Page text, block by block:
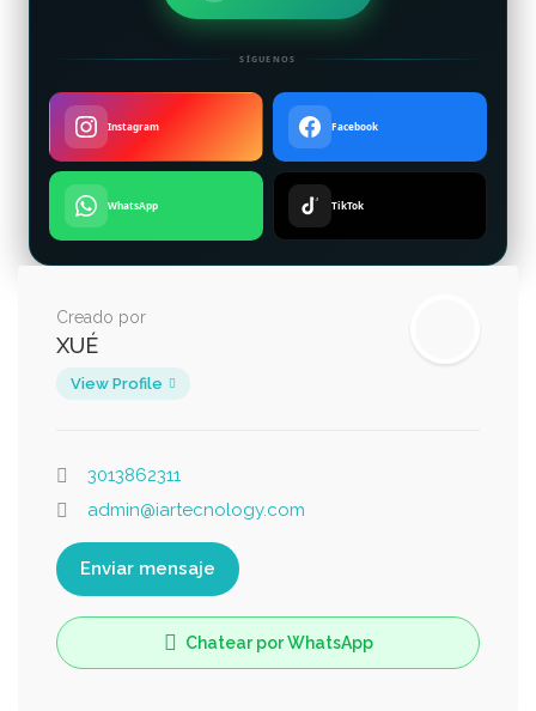
SÍGUENOS
Instagram Facebook
WhatsApp TikTok
Creado por
XUÉ
View Profile
3013862311
admin@iartecnology.com
Enviar mensaje
Chatear por WhatsApp